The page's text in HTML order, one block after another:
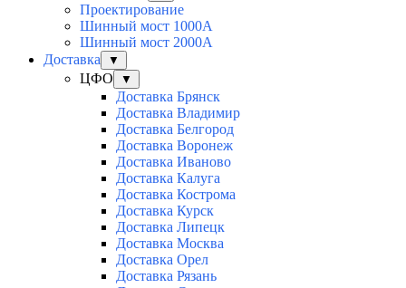
Проектирование
Шинный мост 1000А
Шинный мост 2000А
Доставка
▼
ЦФО ▼
Доставка Брянск
Доставка Владимир
Доставка Белгород
Доставка Воронеж
Доставка Иваново
Доставка Калуга
Доставка Кострома
Доставка Курск
Доставка Липецк
Доставка Москва
Доставка Орел
Доставка Рязань